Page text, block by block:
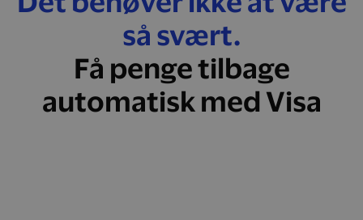
så svært.
Få penge tilbage
automatisk med Visa